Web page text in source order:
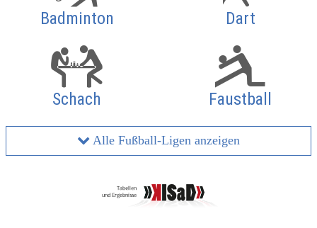
Badminton Dart
Schach Faustball
Alle Fußball-Ligen anzeigen